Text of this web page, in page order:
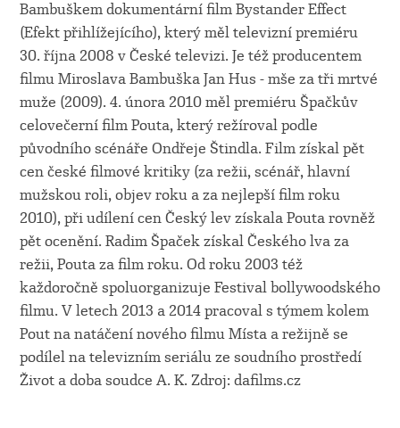
Bambuškem dokumentární film Bystander Effect
(Efekt přihlížejícího), který měl televizní premiéru
30. října 2008 v České televizi. Je též producentem
filmu Miroslava Bambuška Jan Hus - mše za tři mrtvé
muže (2009). 4. února 2010 měl premiéru Špačkův
celovečerní film Pouta, který režíroval podle
původního scénáře Ondřeje Štindla. Film získal pět
cen české filmové kritiky (za režii, scénář, hlavní
mužskou roli, objev roku a za nejlepší film roku
2010), při udílení cen Český lev získala Pouta rovněž
pět ocenění. Radim Špaček získal Českého lva za
režii, Pouta za film roku. Od roku 2003 též
každoročně spoluorganizuje Festival bollywoodského
filmu. V letech 2013 a 2014 pracoval s týmem kolem
Pout na natáčení nového filmu Místa a režijně se
podílel na televizním seriálu ze soudního prostředí
Život a doba soudce A. K. Zdroj: dafilms.cz